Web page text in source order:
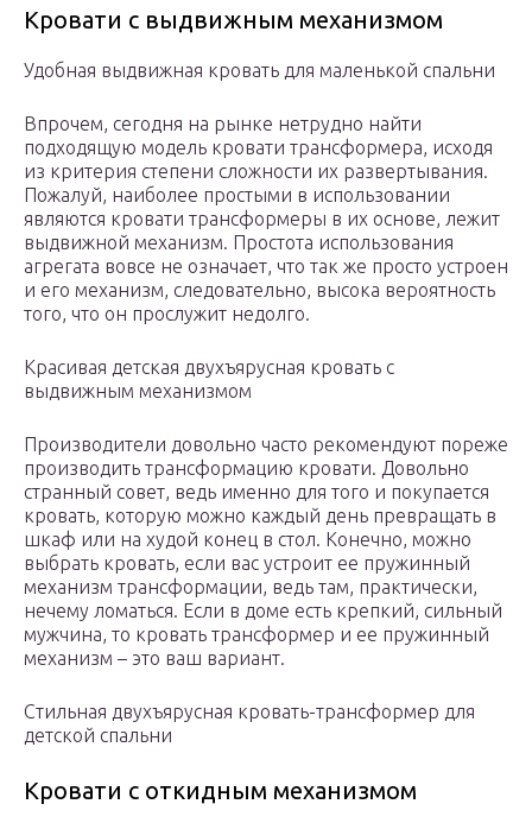
Кровати с выдвижным механизмом
Удобная выдвижная кровать для маленькой спальни
Впрочем, сегодня на рынке нетрудно найти
подходящую модель кровати трансформера, исходя
из критерия степени сложности их развертывания.
Пожалуй, наиболее простыми в использовании
являются кровати трансформеры в их основе, лежит
выдвижной механизм. Простота использования
агрегата вовсе не означает, что так же просто устроен
и его механизм, следовательно, высока вероятность
того, что он прослужит недолго.
Красивая детская двухъярусная кровать с
выдвижным механизмом
Производители довольно часто рекомендуют пореже
производить трансформацию кровати. Довольно
странный совет, ведь именно для того и покупается
кровать, которую можно каждый день превращать в
шкаф или на худой конец в стол. Конечно, можно
выбрать кровать, если вас устроит ее пружинный
механизм трансформации, ведь там, практически,
нечему ломаться. Если в доме есть крепкий, сильный
мужчина, то кровать трансформер и ее пружинный
механизм – это ваш вариант.
Стильная двухъярусная кровать-трансформер для
детской спальни
Кровати с откидным механизмом